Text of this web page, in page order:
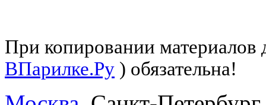
При копировании материалов
ВПарилке.Ру ) обязательна!